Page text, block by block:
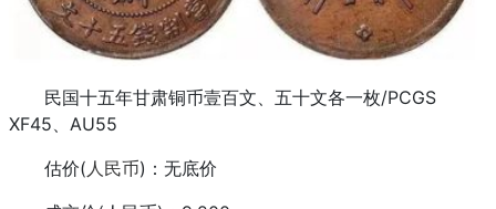
民国十五年甘肃铜币壹百文、五十文各一枚/PCGS
XF45、AU55
估价(人民币)：无底价